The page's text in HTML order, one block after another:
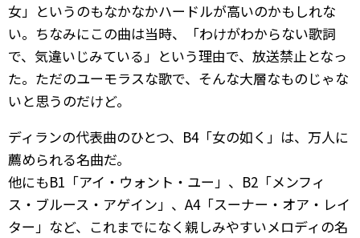
女」というのもなかなかハードルが高いのかもしれな
い。ちなみにこの曲は当時、「わけがわからない歌詞
で、気違いじみている」という理由で、放送禁止となっ
た。ただのユーモラスな歌で、そんな大層なものじゃな
いと思うのだけど。
ディランの代表曲のひとつ、B4「女の如く」は、万人に
薦められる名曲だ。
他にもB1「アイ・ウォント・ユー」、B2「メンフィ
ス・ブルース・アゲイン」、A4「スーナー・オア・レイ
ター」など、これまでになく親しみやすいメロディの名